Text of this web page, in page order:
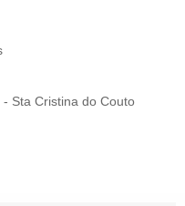
Sta Cristina do Couto